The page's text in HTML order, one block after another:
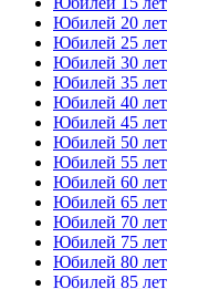
Юбилей 20 лет
Юбилей 25 лет
Юбилей 30 лет
Юбилей 35 лет
Юбилей 40 лет
Юбилей 45 лет
Юбилей 50 лет
Юбилей 55 лет
Юбилей 60 лет
Юбилей 65 лет
Юбилей 70 лет
Юбилей 75 лет
Юбилей 80 лет
Юбилей 85 лет